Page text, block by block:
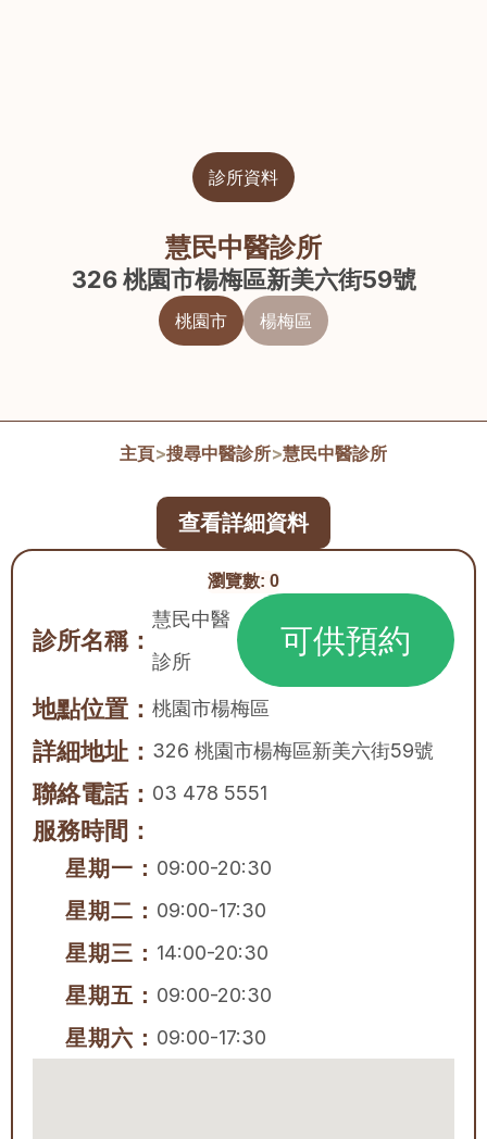
診所資料
慧民中醫診所
326 桃園市楊梅區新美六街59號
桃園市 楊梅區
主頁>搜尋中醫診所>慧民中醫診所
瀏覽數: 0
診所名稱：
慧民中醫
診所
可供預約
地點位置： 桃園市楊梅區
詳細地址： 326 桃園市楊梅區新美六街59號
聯絡電話： 03 478 5551
服務時間：
星期一： 09:00-20:30
星期二： 09:00-17:30
星期三： 14:00-20:30
星期五： 09:00-20:30
星期六： 09:00-17:30
查看詳細資料